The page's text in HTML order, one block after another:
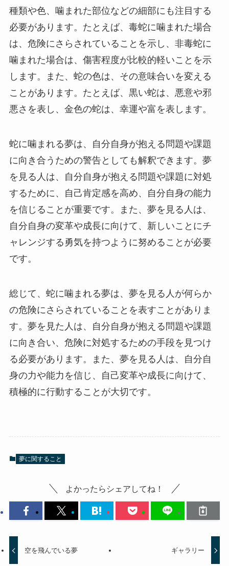
種類や色、噛まれた部位などの細部にも注目する
必要があります。たとえば、毒蛇に噛まれた場合
は、危険にさらされていることを示し、非毒蛇に
噛まれた場合は、傷害程度が比較的軽いことを示
します。また、蛇の色は、その意味合いを変える
ことがあります。たとえば、黒い蛇は、悪意や邪
悪さを表し、金色の蛇は、幸運や富を表します。
蛇に噛まれる夢は、自分自身が抱える問題や課題
に向き合うための警告としても解釈できます。夢
を見る人は、自分自身が抱える問題や課題に対処
するために、自己肯定感を高め、自分自身の能力
を信じることが重要です。また、夢を見る人は、
自分自身の変革や成長に向けて、新しいことにチ
ャレンジする勇気を持つように努めることが必要
です。
総じて、蛇に噛まれる夢は、夢を見る人が何らか
の危険にさらされていることを表すことがありま
す。夢を見た人は、自分自身が抱える問題や課題
に向き合い、危険に対処するための手段を見つけ
る必要があります。また、夢を見る人は、自分自
身の力や能力を信じ、自己変革や成長に向けて、
積極的に行動することが大切です。
夢に関すること
よかったらシェアしてね！
空を飛んでいる夢 ギャラリー